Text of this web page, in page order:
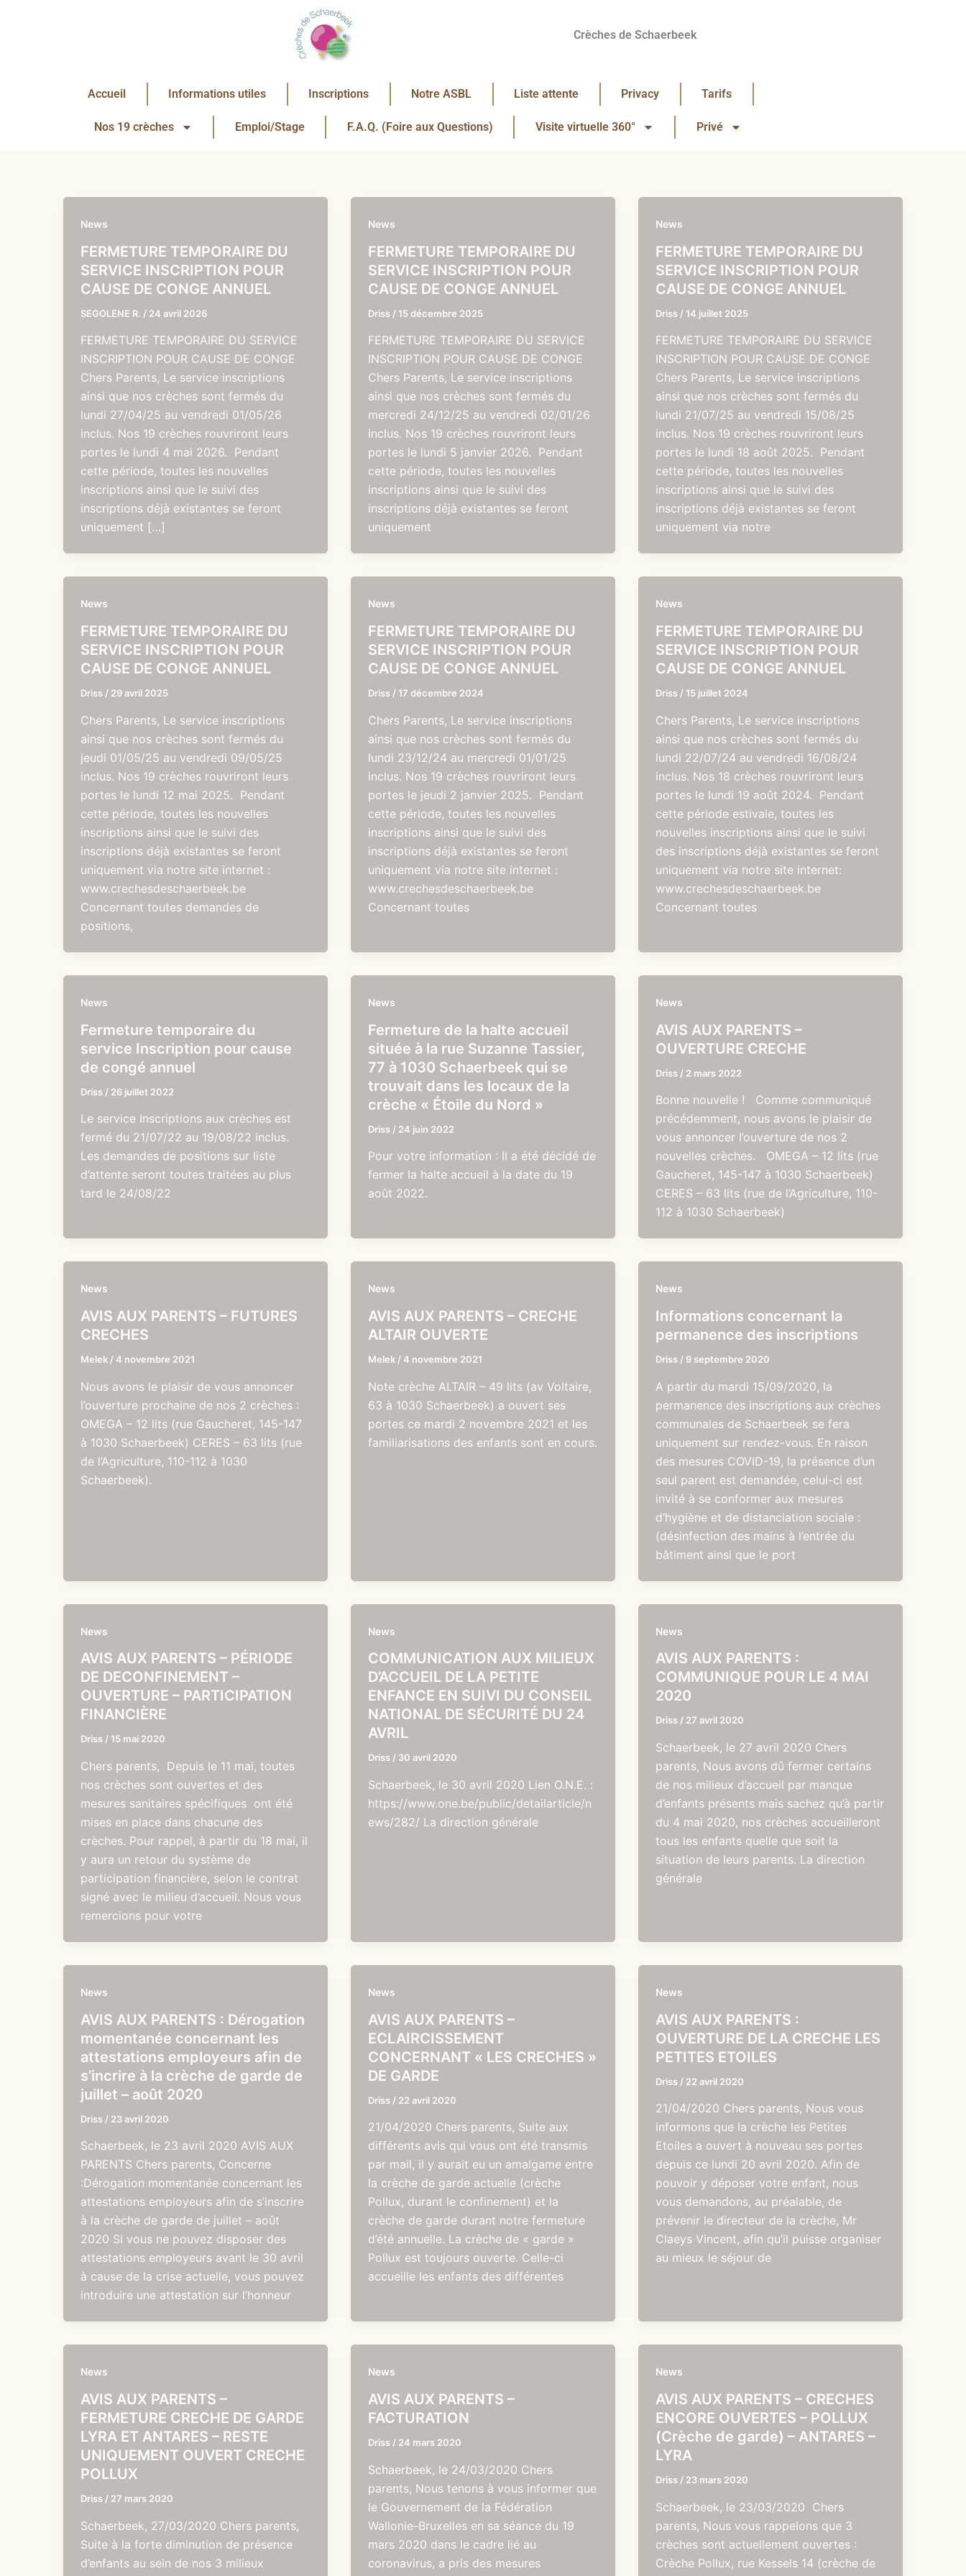
Crèches de Schaerbeek
Accueil Informations utiles Inscriptions Notre ASBL Liste attente Privacy Tarifs
Nos 19 crèches Emploi/Stage F.A.Q. (Foire aux Questions) Visite virtuelle 360° Privé
News
FERMETURE TEMPORAIRE DU
SERVICE INSCRIPTION POUR
CAUSE DE CONGE ANNUEL
SEGOLENE R. / 24 avril 2026
FERMETURE TEMPORAIRE DU SERVICE
INSCRIPTION POUR CAUSE DE CONGE
Chers Parents, Le service inscriptions
ainsi que nos crèches sont fermés du
lundi 27/04/25 au vendredi 01/05/26
inclus. Nos 19 crèches rouvriront leurs
portes le lundi 4 mai 2026. Pendant
cette période, toutes les nouvelles
inscriptions ainsi que le suivi des
inscriptions déjà existantes se feront
uniquement […]
News
FERMETURE TEMPORAIRE DU
SERVICE INSCRIPTION POUR
CAUSE DE CONGE ANNUEL
Driss / 15 décembre 2025
FERMETURE TEMPORAIRE DU SERVICE
INSCRIPTION POUR CAUSE DE CONGE
Chers Parents, Le service inscriptions
ainsi que nos crèches sont fermés du
mercredi 24/12/25 au vendredi 02/01/26
inclus. Nos 19 crèches rouvriront leurs
portes le lundi 5 janvier 2026. Pendant
cette période, toutes les nouvelles
inscriptions ainsi que le suivi des
inscriptions déjà existantes se feront
uniquement
News
FERMETURE TEMPORAIRE DU
SERVICE INSCRIPTION POUR
CAUSE DE CONGE ANNUEL
Driss / 14 juillet 2025
FERMETURE TEMPORAIRE DU SERVICE
INSCRIPTION POUR CAUSE DE CONGE
Chers Parents, Le service inscriptions
ainsi que nos crèches sont fermés du
lundi 21/07/25 au vendredi 15/08/25
inclus. Nos 19 crèches rouvriront leurs
portes le lundi 18 août 2025. Pendant
cette période, toutes les nouvelles
inscriptions ainsi que le suivi des
inscriptions déjà existantes se feront
uniquement via notre
News
FERMETURE TEMPORAIRE DU
SERVICE INSCRIPTION POUR
CAUSE DE CONGE ANNUEL
Driss / 29 avril 2025
Chers Parents, Le service inscriptions
ainsi que nos crèches sont fermés du
jeudi 01/05/25 au vendredi 09/05/25
inclus. Nos 19 crèches rouvriront leurs
portes le lundi 12 mai 2025. Pendant
cette période, toutes les nouvelles
inscriptions ainsi que le suivi des
inscriptions déjà existantes se feront
uniquement via notre site internet :
www.crechesdeschaerbeek.be
Concernant toutes demandes de
positions,
News
FERMETURE TEMPORAIRE DU
SERVICE INSCRIPTION POUR
CAUSE DE CONGE ANNUEL
Driss / 17 décembre 2024
Chers Parents, Le service inscriptions
ainsi que nos crèches sont fermés du
lundi 23/12/24 au mercredi 01/01/25
inclus. Nos 19 crèches rouvriront leurs
portes le jeudi 2 janvier 2025. Pendant
cette période, toutes les nouvelles
inscriptions ainsi que le suivi des
inscriptions déjà existantes se feront
uniquement via notre site internet :
www.crechesdeschaerbeek.be
Concernant toutes
News
FERMETURE TEMPORAIRE DU
SERVICE INSCRIPTION POUR
CAUSE DE CONGE ANNUEL
Driss / 15 juillet 2024
Chers Parents, Le service inscriptions
ainsi que nos crèches sont fermés du
lundi 22/07/24 au vendredi 16/08/24
inclus. Nos 18 crèches rouvriront leurs
portes le lundi 19 août 2024. Pendant
cette période estivale, toutes les
nouvelles inscriptions ainsi que le suivi
des inscriptions déjà existantes se feront
uniquement via notre site internet:
www.crechesdeschaerbeek.be
Concernant toutes
News
Fermeture temporaire du
service Inscription pour cause
de congé annuel
Driss / 26 juillet 2022
Le service Inscriptions aux crèches est
fermé du 21/07/22 au 19/08/22 inclus.
Les demandes de positions sur liste
d’attente seront toutes traitées au plus
tard le 24/08/22
News
Fermeture de la halte accueil
située à la rue Suzanne Tassier,
77 à 1030 Schaerbeek qui se
trouvait dans les locaux de la
crèche « Étoile du Nord »
Driss / 24 juin 2022
Pour votre information : Il a été décidé de
fermer la halte accueil à la date du 19
août 2022.
News
AVIS AUX PARENTS –
OUVERTURE CRECHE
Driss / 2 mars 2022
Bonne nouvelle ! Comme communiqué
précédemment, nous avons le plaisir de
vous annoncer l’ouverture de nos 2
nouvelles crèches. OMEGA – 12 lits (rue
Gaucheret, 145-147 à 1030 Schaerbeek)
CERES – 63 lits (rue de l’Agriculture, 110-
112 à 1030 Schaerbeek)
News
AVIS AUX PARENTS – FUTURES
CRECHES
Melek /4 novembre 2021
Nous avons le plaisir de vous annoncer
l’ouverture prochaine de nos 2 crèches :
OMEGA – 12 lits (rue Gaucheret, 145-147
à 1030 Schaerbeek) CERES – 63 lits (rue
de l’Agriculture, 110-112 à 1030
Schaerbeek).
News
AVIS AUX PARENTS – CRECHE
ALTAIR OUVERTE
Melek /4 novembre 2021
Note crèche ALTAIR – 49 lits (av Voltaire,
63 à 1030 Schaerbeek) a ouvert ses
portes ce mardi 2 novembre 2021 et les
familiarisations des enfants sont en cours.
News
Informations concernant la
permanence des inscriptions
Driss / 9 septembre 2020
A partir du mardi 15/09/2020, la
permanence des inscriptions aux crèches
communales de Schaerbeek se fera
uniquement sur rendez-vous. En raison
des mesures COVID-19, la présence d’un
seul parent est demandée, celui-ci est
invité à se conformer aux mesures
d’hygiène et de distanciation sociale :
(désinfection des mains à l’entrée du
bâtiment ainsi que le port
News
AVIS AUX PARENTS – PÉRIODE
DE DECONFINEMENT –
OUVERTURE – PARTICIPATION
FINANCIÈRE
Driss / 15 mai 2020
Chers parents, Depuis le 11 mai, toutes
nos crèches sont ouvertes et des
mesures sanitaires spécifiques ont été
mises en place dans chacune des
crèches. Pour rappel, à partir du 18 mai, il
y aura un retour du système de
participation financière, selon le contrat
signé avec le milieu d’accueil. Nous vous
remercions pour votre
News
COMMUNICATION AUX MILIEUX
D’ACCUEIL DE LA PETITE
ENFANCE EN SUIVI DU CONSEIL
NATIONAL DE SÉCURITÉ DU 24
AVRIL
Driss / 30 avril 2020
Schaerbeek, le 30 avril 2020 Lien O.N.E. :
https://www.one.be/public/detailarticle/n
ews/282/ La direction générale
News
AVIS AUX PARENTS :
COMMUNIQUE POUR LE 4 MAI
2020
Driss / 27 avril 2020
Schaerbeek, le 27 avril 2020 Chers
parents, Nous avons dû fermer certains
de nos milieux d’accueil par manque
d’enfants présents mais sachez qu’à partir
du 4 mai 2020, nos crèches accueilleront
tous les enfants quelle que soit la
situation de leurs parents. La direction
générale
News
AVIS AUX PARENTS : Dérogation
momentanée concernant les
attestations employeurs afin de
s’incrire à la crèche de garde de
juillet – août 2020
Driss / 23 avril 2020
Schaerbeek, le 23 avril 2020 AVIS AUX
PARENTS Chers parents, Concerne
:Dérogation momentanée concernant les
attestations employeurs afin de s’inscrire
à la crèche de garde de juillet – août
2020 Si vous ne pouvez disposer des
attestations employeurs avant le 30 avril
à cause de la crise actuelle, vous pouvez
introduire une attestation sur l’honneur
News
AVIS AUX PARENTS –
ECLAIRCISSEMENT
CONCERNANT « LES CRECHES »
DE GARDE
Driss / 22 avril 2020
21/04/2020 Chers parents, Suite aux
différents avis qui vous ont été transmis
par mail, il y aurait eu un amalgame entre
la crèche de garde actuelle (crèche
Pollux, durant le confinement) et la
crèche de garde durant notre fermeture
d’été annuelle. La crèche de « garde »
Pollux est toujours ouverte. Celle-ci
accueille les enfants des différentes
News
AVIS AUX PARENTS :
OUVERTURE DE LA CRECHE LES
PETITES ETOILES
Driss / 22 avril 2020
21/04/2020 Chers parents, Nous vous
informons que la crèche les Petites
Etoiles a ouvert à nouveau ses portes
depuis ce lundi 20 avril 2020. Afin de
pouvoir y déposer votre enfant, nous
vous demandons, au préalable, de
prévenir le directeur de la crèche, Mr
Claeys Vincent, afin qu’il puisse organiser
au mieux le séjour de
News
AVIS AUX PARENTS –
FERMETURE CRECHE DE GARDE
LYRA ET ANTARES – RESTE
UNIQUEMENT OUVERT CRECHE
POLLUX
Driss / 27 mars 2020
Schaerbeek, 27/03/2020 Chers parents,
Suite à la forte diminution de présence
d’enfants au sein de nos 3 milieux
News
AVIS AUX PARENTS –
FACTURATION
Driss / 24 mars 2020
Schaerbeek, le 24/03/2020 Chers
parents, Nous tenons à vous informer que
le Gouvernement de la Fédération
Wallonie-Bruxelles en sa séance du 19
mars 2020 dans le cadre lié au
coronavirus, a pris des mesures
News
AVIS AUX PARENTS – CRECHES
ENCORE OUVERTES – POLLUX
(Crèche de garde) – ANTARES –
LYRA
Driss / 23 mars 2020
Schaerbeek, le 23/03/2020 Chers
parents, Nous vous rappelons que 3
crèches sont actuellement ouvertes :
Crèche Pollux, rue Kessels 14 (crèche de